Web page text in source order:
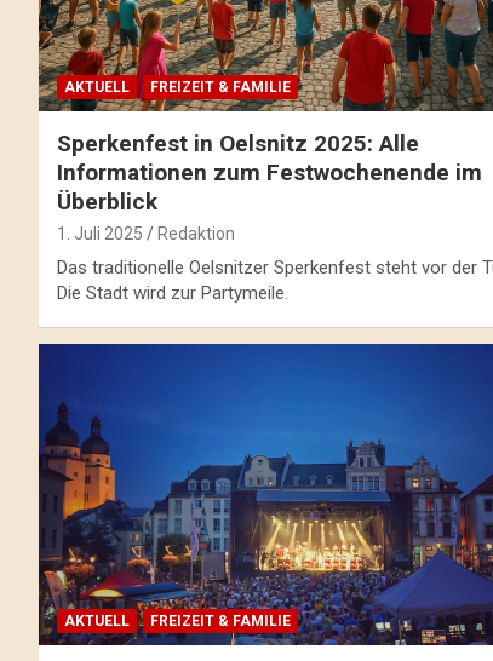
AKTUELL FREIZEIT & FAMILIE
Sperkenfest in Oelsnitz 2025: Alle
Informationen zum Festwochenende im
Überblick
1. Juli 2025 Redaktion
Das traditionelle Oelsnitzer Sperkenfest steht vor der
Die Stadt wird zur Partymeile.
AKTUELL FREIZEIT & FAMILIE